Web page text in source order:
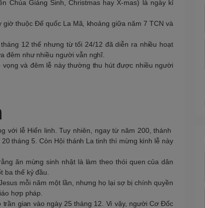
Chúa Giáng Sinh, Christmas hay X-mas) là ngày kỉ
thuộc Đế quốc La Mã, khoảng giữa năm 7 TCN và
12 thế nhưng từ tối 24/12 đã diễn ra nhiều hoạt
đêm như nhiều người vẫn nghĩ.
và đêm lễ này thường thu hút được nhiều người
với lễ Hiển linh. Tuy nhiên, ngay từ năm 200, thánh
tháng 5. Còn Hội thánh La tinh thì mừng kính lễ này
ăn mừng sinh nhật là làm theo thói quen của dân
ba thế kỷ đầu.
mỗi năm một lần, nhưng họ lại sợ bị chính quyền
hợp pháp.
gian vào ngày 25 tháng 12. Vì vậy, người Cơ Đốc